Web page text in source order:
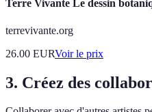
Terre Vivante Le dessin
terrevivante.org
26.00 EURVoir le prix
3. Créez des